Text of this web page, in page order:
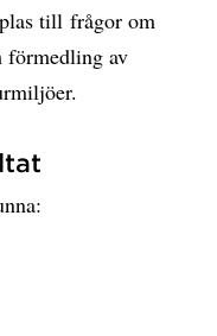
till frågor om
av